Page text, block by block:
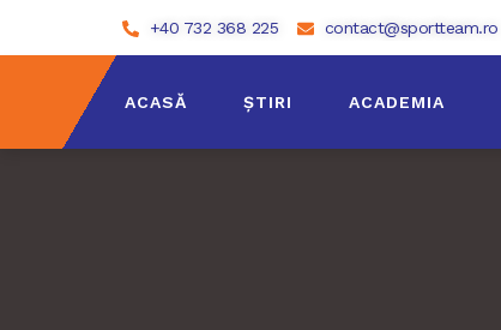
+40 732 368 225 contact@sportteam.ro
ACASĂ ȘTIRI ACADEMIA